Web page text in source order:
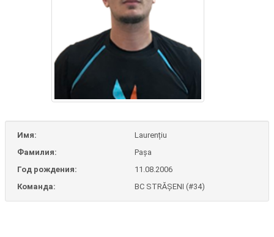
Имя:
Laurențiu
Фамилия:
Pașa
Год рождения:
11.08.2006
Команда:
BC STRĂȘENI (#34)